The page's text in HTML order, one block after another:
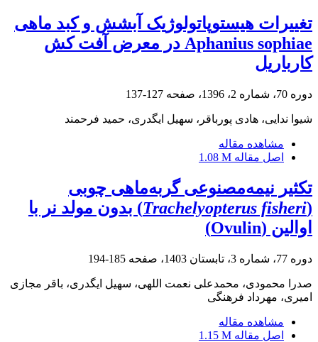
تغییرات هیستوپاتولوژیک آبشش و کبد ماهی
Aphanius sophiae در معرض آفت کش
کارباریل
دوره 70، شماره 2، 1396، صفحه 127-137
شیوا ندایی، هادی پورباقر، سهیل ایگدری، حمید فرحمند
مشاهده مقاله
اصل مقاله 1.08 M
تکثیر نیمه‌مصنوعی گربه‌ماهی چوبی
(
Trachelyopterus fisheri) بدون مولد نر با
اوالین (Ovulin)
دوره 77، شماره 3، تابستان 1403، صفحه 185-194
صدرا محمودی، محمدعلی نعمت اللهی، سهیل ایگدری، باقر مجازی
امیری، مهرداد فرهنگی
مشاهده مقاله
اصل مقاله 1.15 M